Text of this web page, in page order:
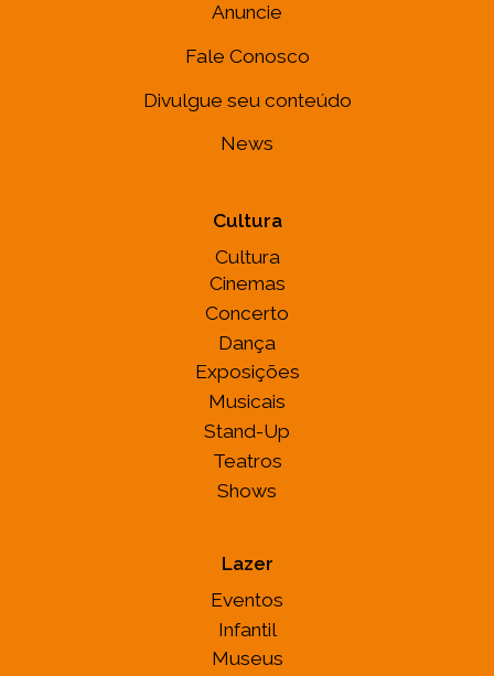
Anuncie
Fale Conosco
Divulgue seu conteúdo
News
Cultura
Cultura
Cinemas
Concerto
Dança
Exposições
Musicais
Stand-Up
Teatros
Shows
Lazer
Eventos
Infantil
Museus